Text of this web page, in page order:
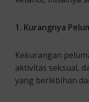
1. Kurangnya
Kekurangan
aktivitas seksual,
yang berlebihan